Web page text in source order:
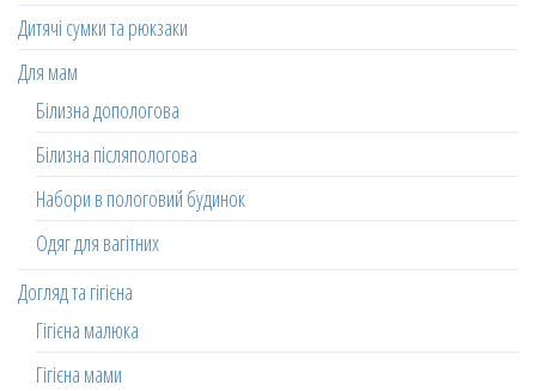
Дитячі сумки та рюкзаки
Для мам
Білизна допологова
Білизна післяпологова
Набори в пологовий будинок
Одяг для вагітних
Догляд та гігієна
Гігієна малюка
Гігієна мами